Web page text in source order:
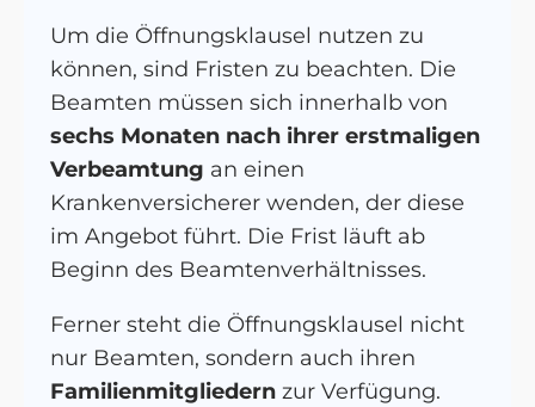
Um die Öffnungsklausel nutzen zu
können, sind Fristen zu beachten. Die
Beamten müssen sich innerhalb von
sechs Monaten nach ihrer erstmaligen
Verbeamtung an einen
Krankenversicherer wenden, der diese
im Angebot führt. Die Frist läuft ab
Beginn des Beamtenverhältnisses.
Ferner steht die Öffnungsklausel nicht
nur Beamten, sondern auch ihren
Familienmitgliedern zur Verfügung.